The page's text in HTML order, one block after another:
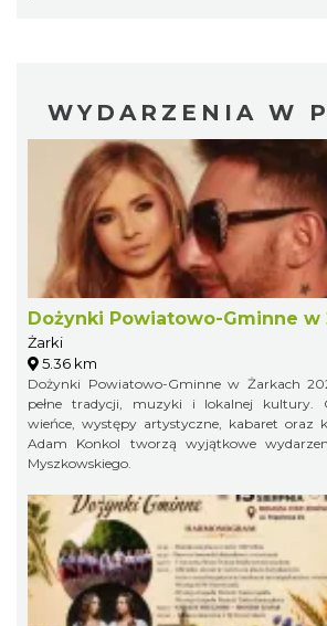
WYDARZENIA W
Dożynki Powiatowo-Gminne w
Żarki
5.36 km
Dożynki Powiatowo-Gminne w Żarkach
pełne tradycji, muzyki i lokalnej kultury.
wieńce, występy artystyczne, kabaret oraz
Adam Konkol tworzą wyjątkowe
Myszkowskiego.